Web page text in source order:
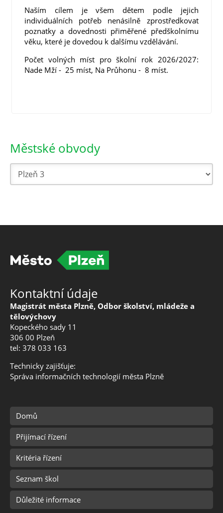
Městské obvody
Naším cílem je všem dětem podle jejich
individuálních potřeb nenásilně zprostředkovat
poznatky a dovednosti přiměřené předškolnímu
věku, které je dovedou k dalšímu vzdělávání.
Počet volných míst pro školní rok 2026/2027:
Nade Mží - 25 míst, Na Průhonu - 8 míst.
Kontaktní údaje
Magistrát města Plzně, Odbor školství, mládeže a
tělovýchovy
Kopeckého sady 11
306 00 Plzeň
tel: 378 033 163
Technicky zajišťuje:
Správa informačních technologií města Plzně
Domů
Přijímací řízení
Kritéria řízení
Seznam škol
Důležité informace